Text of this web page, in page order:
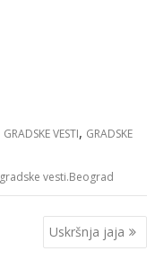
GRADSKE VESTI, GRADSKE
gradske vesti.Beograd
Uskršnja jaja